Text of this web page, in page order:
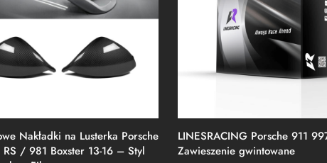
Nakładki na Lusterka Porsche
RS / 981 Boxster 13-16 – Styl
LINESRACING Porsche 911
Zawieszenie gwintowane